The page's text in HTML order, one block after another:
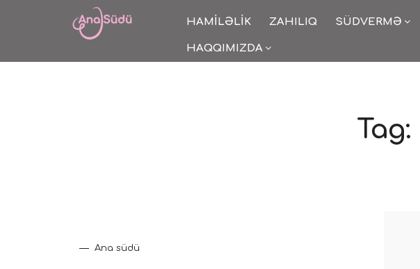
HAMILƏLIK ZAHILIQ SÜDVERMƏ
HAQQIMIZDA
Tag:
Ana südü